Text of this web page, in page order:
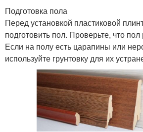
Подготовка пола
Перед установкой пластиковой
подготовить пол. Проверьте, что
Если на полу есть царапины или
используйте грунтовку для их